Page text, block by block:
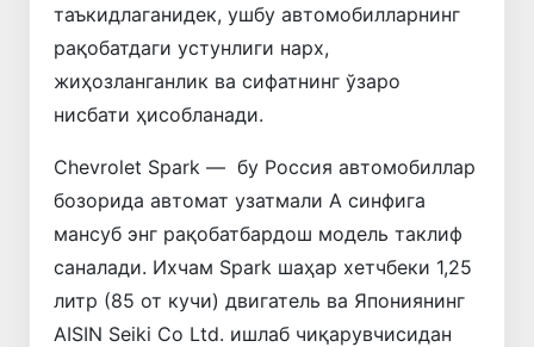
таъкидлаганидек, ушбу автомобилларнинг
рақобатдаги устунлиги нарх,
жиҳозланганлик ва сифатнинг ўзаро
нисбати ҳисобланади.
Chevrolet Spark — бу Россия автомобиллар
бозорида автомат узатмали А синфига
мансуб энг рақобатбардош модель таклиф
саналади. Ихчам Spark шаҳар хетчбеки 1,25
литр (85 от кучи) двигатель ва Япониянинг
AISIN Seiki Co Ltd. ишлаб чиқарувчисидан